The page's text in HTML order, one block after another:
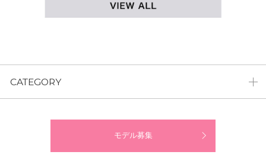
CATEGORY
モデル募集